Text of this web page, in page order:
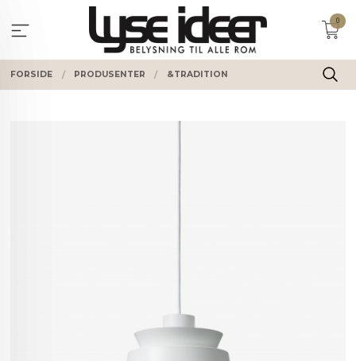
innholdet
0
FORSIDE PRODUSENTER &TRADITION